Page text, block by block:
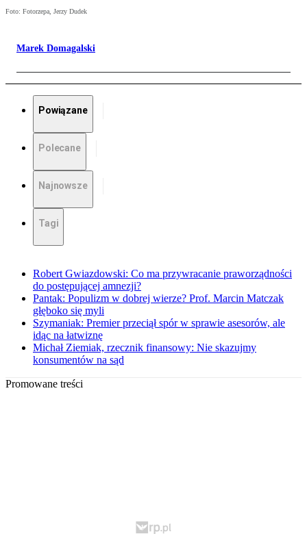
Foto: Fotorzepa, Jerzy Dudek
Marek Domagalski
Powiązane
Polecane
Najnowsze
Tagi
Robert Gwiazdowski: Co ma przywracanie praworządności
do postępującej amnezji?
Pantak: Populizm w dobrej wierze? Prof. Marcin Matczak
głęboko się myli
Szymaniak: Premier przeciął spór w sprawie asesorów, ale
idąc na łatwiznę
Michał Ziemiak, rzecznik finansowy: Nie skazujmy
konsumentów na sąd
Promowane treści